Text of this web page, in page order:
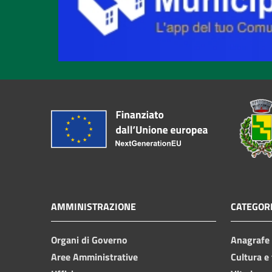
AMMINISTRAZIONE
Organi di Governo
Aree Amministrative
Cultura